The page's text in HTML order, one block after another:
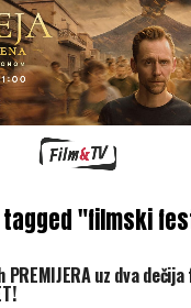
"filmski
PREMIJERA uz dva